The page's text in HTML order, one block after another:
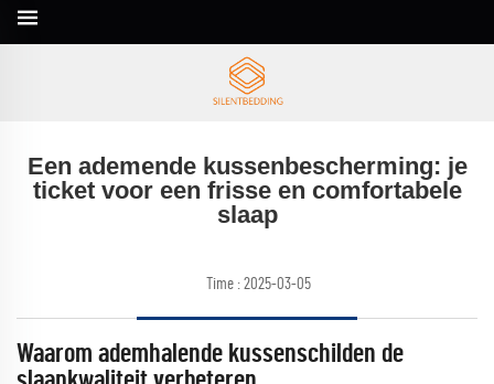
Een ademende kussenbescherming: je
ticket voor een frisse en comfortabele
slaap
Time : 2025-03-05
Waarom ademhalende kussenschilden de